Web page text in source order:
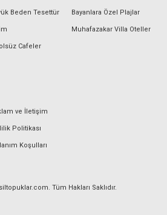
Beden Tesettür
Cafeler
Bayanlara Özel Plajlar
Muhafazakar Villa Oteller
ve İletişim
Politikası
Koşulları
Tüm Hakları Saklıdır.